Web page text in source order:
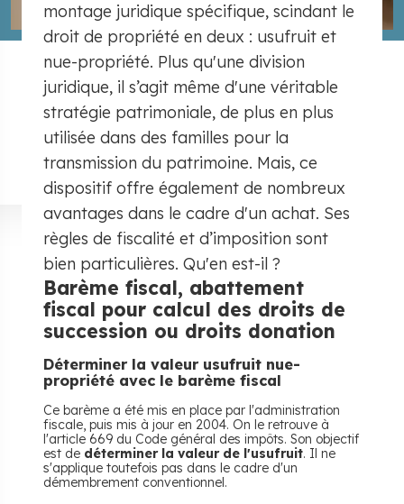
montage juridique spécifique, scindant le
droit de propriété en deux : usufruit et
nue-propriété. Plus qu'une division
juridique, il s’agit même d'une véritable
stratégie patrimoniale, de plus en plus
utilisée dans des familles pour la
transmission du patrimoine. Mais, ce
dispositif offre également de nombreux
avantages dans le cadre d'un achat. Ses
règles de fiscalité et d’imposition sont
bien particulières. Qu'en est-il ?
Barème fiscal, abattement
fiscal pour calcul des droits de
succession ou droits donation
Déterminer la valeur usufruit nue-
propriété avec le barème fiscal
Ce barème a été mis en place par l'administration
fiscale, puis mis à jour en 2004. On le retrouve à
l'article 669 du Code général des impôts. Son objectif
est de déterminer la valeur de l'usufruit. Il ne
s'applique toutefois pas dans le cadre d'un
démembrement conventionnel.